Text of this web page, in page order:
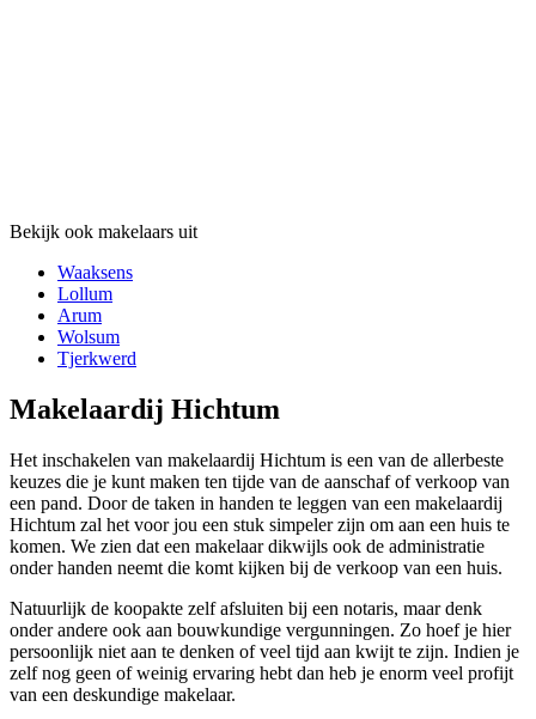
Bekijk ook makelaars uit
Waaksens
Lollum
Arum
Wolsum
Tjerkwerd
Makelaardij Hichtum
Het inschakelen van makelaardij Hichtum is een van de allerbeste
keuzes die je kunt maken ten tijde van de aanschaf of verkoop van
een pand. Door de taken in handen te leggen van een makelaardij
Hichtum zal het voor jou een stuk simpeler zijn om aan een huis te
komen. We zien dat een makelaar dikwijls ook de administratie
onder handen neemt die komt kijken bij de verkoop van een huis.
Natuurlijk de koopakte zelf afsluiten bij een notaris, maar denk
onder andere ook aan bouwkundige vergunningen. Zo hoef je hier
persoonlijk niet aan te denken of veel tijd aan kwijt te zijn. Indien je
zelf nog geen of weinig ervaring hebt dan heb je enorm veel profijt
van een deskundige makelaar.